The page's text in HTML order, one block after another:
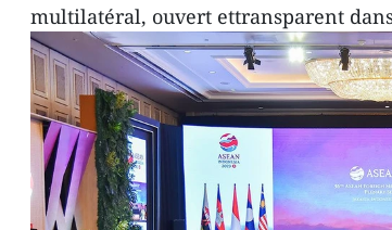
multilatéral, ouvert ettransparent